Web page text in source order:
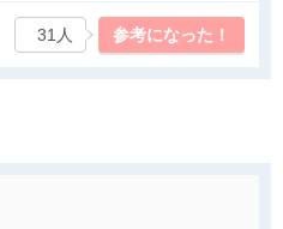
は高級感のある仕上がりになっ
いて、燃費も良く満足していま
荷物を運ぶことが多いので収納
空間がゆったりとしていて、後
参考になった！
31人